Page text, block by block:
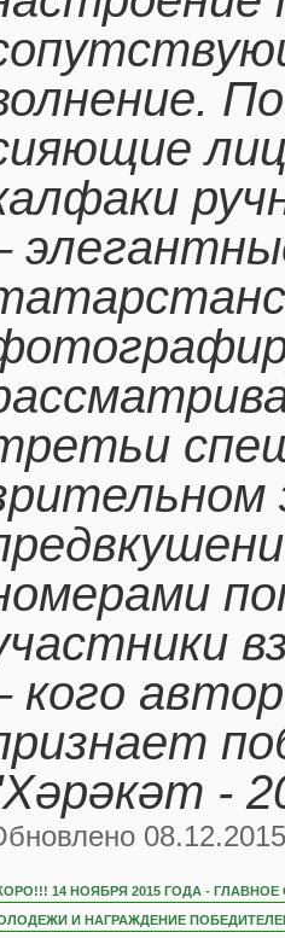
кого
-
14 НОЯБРЯ 2015 ГОДА -
И НАГРАЖДЕНИЕ